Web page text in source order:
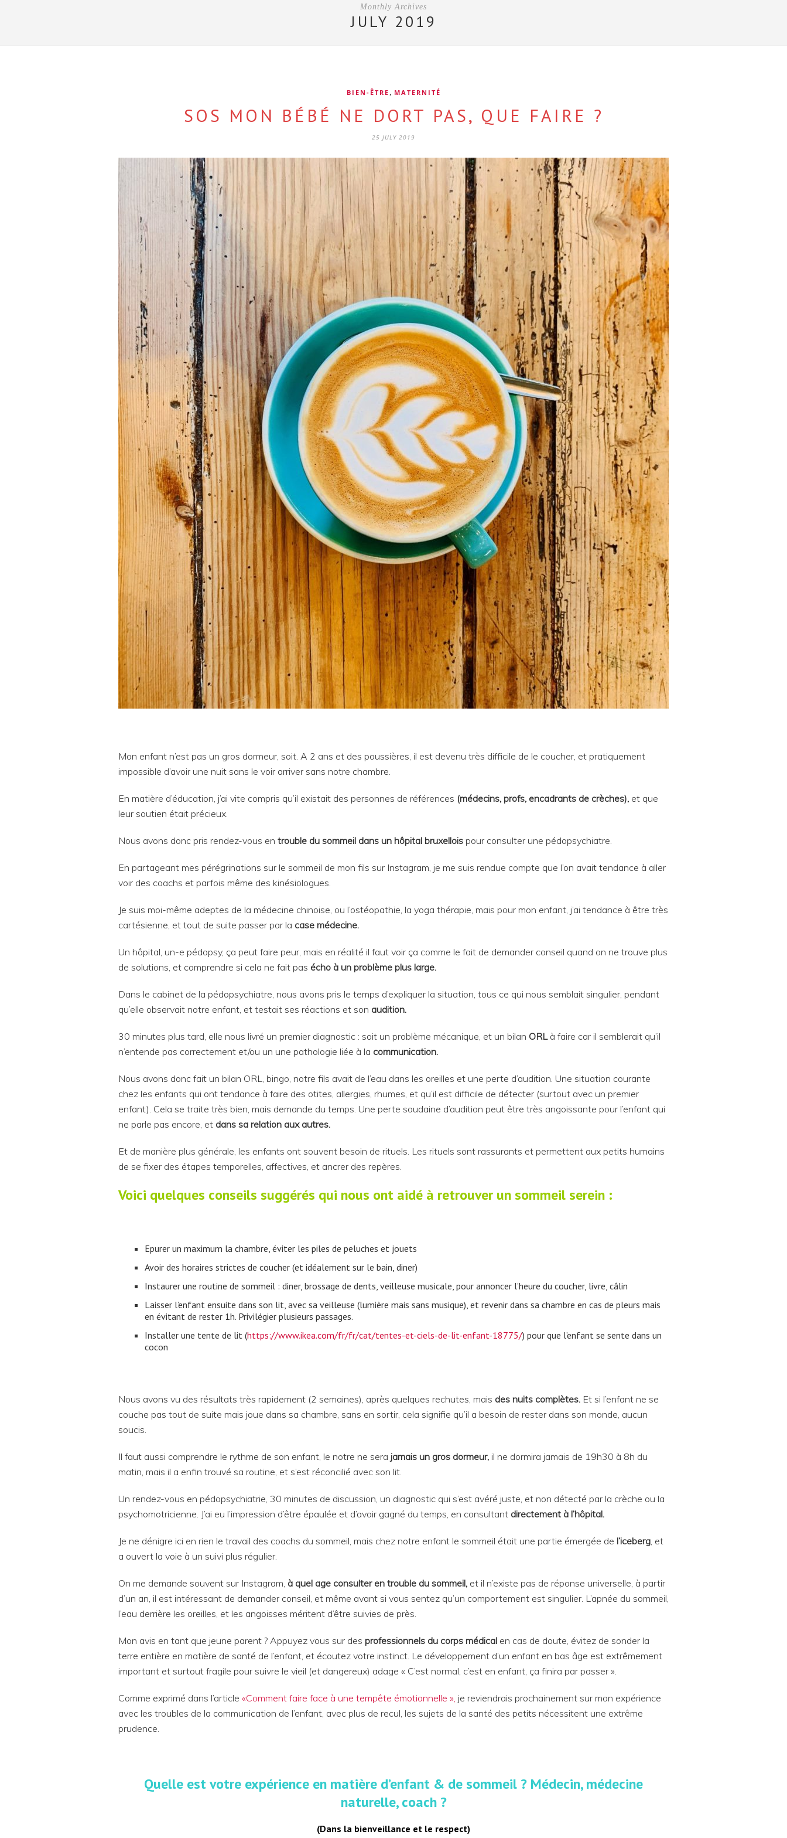
Monthly Archives
JULY 2019
BIEN-ÊTRE , MATERNITÉ
SOS MON BÉBÉ NE DORT PAS, QUE FAIRE ?
25 JULY 2019
Mon enfant n’est pas un gros dormeur, soit. A 2 ans et des poussières, il est devenu très difficile de le coucher, et pratiquement
impossible d’avoir une nuit sans le voir arriver sans notre chambre.
En matière d’éducation, j’ai vite compris qu’il existait des personnes de références (médecins, profs, encadrants de crèches), et que
leur soutien était précieux.
Nous avons donc pris rendez-vous en trouble du sommeil dans un hôpital bruxellois pour consulter une pédopsychiatre.
En partageant mes pérégrinations sur le sommeil de mon fils sur Instagram, je me suis rendue compte que l’on avait tendance à aller
voir des coachs et parfois même des kinésiologues.
Je suis moi-même adeptes de la médecine chinoise, ou l’ostéopathie, la yoga thérapie, mais pour mon enfant, j’ai tendance à être très
cartésienne, et tout de suite passer par la case médecine.
Un hôpital, un-e pédopsy, ça peut faire peur, mais en réalité il faut voir ça comme le fait de demander conseil quand on ne trouve plus
de solutions, et comprendre si cela ne fait pas écho à un problème plus large.
Dans le cabinet de la pédopsychiatre, nous avons pris le temps d’expliquer la situation, tous ce qui nous semblait singulier, pendant
qu’elle observait notre enfant, et testait ses réactions et son audition.
30 minutes plus tard, elle nous livré un premier diagnostic : soit un problème mécanique, et un bilan ORLà faire car il semblerait qu’il
n’entende pas correctement et/ou un une pathologie liée à la communication.
Nous avons donc fait un bilan ORL, bingo, notre fils avait de l’eau dans les oreilles et une perte d’audition. Une situation courante
chez les enfants qui ont tendance à faire des otites, allergies, rhumes, et qu’il est difficile de détecter (surtout avec un premier
enfant). Cela se traite très bien, mais demande du temps. Une perte soudaine d’audition peut être très angoissante pour l’enfant qui
ne parle pas encore, et dans sa relation aux autres.
Et de manière plus générale, les enfants ont souvent besoin de rituels. Les rituels sont rassurants et permettent aux petits humains
de se fixer des étapes temporelles, affectives, et ancrer des repères.
Voici quelques conseils suggérés qui nous ont aidé à retrouver un sommeil serein :
Epurer un maximum la chambre, éviter les piles de peluches et jouets
Avoir des horaires strictes de coucher (et idéalement sur le bain, diner)
Instaurer une routine de sommeil : diner, brossage de dents, veilleuse musicale, pour annoncer l’heure du coucher, livre, câlin
Laisser l’enfant ensuite dans son lit, avec sa veilleuse (lumière mais sans musique), et revenir dans sa chambre en cas de pleurs mais
en évitant de rester 1h. Privilégier plusieurs passages.
Installer une tente de lit (https://www.ikea.com/fr/fr/cat/tentes-et-ciels-de-lit-enfant-18775/) pour que l’enfant se sente dans un
cocon
Nous avons vu des résultats très rapidement (2 semaines), après quelques rechutes, mais des nuits complètes. Et si l’enfant ne se
couche pas tout de suite mais joue dans sa chambre, sans en sortir, cela signifie qu’il a besoin de rester dans son monde, aucun
soucis.
Il faut aussi comprendre le rythme de son enfant, le notre ne sera jamais un gros dormeur, il ne dormira jamais de 19h30 à 8h du
matin, mais il a enfin trouvé sa routine, et s’est réconcilié avec son lit.
Un rendez-vous en pédopsychiatrie, 30 minutes de discussion, un diagnostic qui s’est avéré juste, et non détecté par la crèche ou la
psychomotricienne. J’ai eu l’impression d’être épaulée et d’avoir gagné du temps, en consultant directement à l’hôpital.
Je ne dénigre ici en rien le travail des coachs du sommeil, mais chez notre enfant le sommeil était une partie émergée de l’iceberg, et
a ouvert la voie à un suivi plus régulier.
On me demande souvent sur Instagram, à quel age consulter en trouble du sommeil, et il n’existe pas de réponse universelle, à partir
d’un an, il est intéressant de demander conseil, et même avant si vous sentez qu’un comportement est singulier. L’apnée du sommeil,
l’eau derrière les oreilles, et les angoisses méritent d’être suivies de près.
Mon avis en tant que jeune parent ? Appuyez vous sur des professionnels du corps médical en cas de doute, évitez de sonder la
terre entière en matière de santé de l’enfant, et écoutez votre instinct. Le développement d’un enfant en bas âge est extrêmement
important et surtout fragile pour suivre le vieil (et dangereux) adage « C’est normal, c’est en enfant, ça finira par passer ».
Comme exprimé dans l’article «Comment faire face à une tempête émotionnelle », je reviendrais prochainement sur mon expérience
avec les troubles de la communication de l’enfant, avec plus de recul, les sujets de la santé des petits nécessitent une extrême
prudence.
Quelle est votre expérience en matière d’enfant & de sommeil ? Médecin, médecine
naturelle, coach ?
(Dans la bienveillance et le respect)